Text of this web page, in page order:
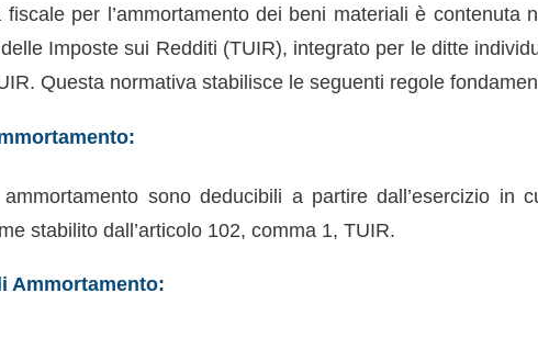
fiscale per l’ammortamento dei beni materiali è contenuta
Imposte sui Redditi (TUIR), integrato per le ditte
Questa normativa stabilisce le seguenti regole
sono deducibili a partire dall’esercizio in
stabilito dall’articolo 102, comma 1, TUIR.
Ammortamento: